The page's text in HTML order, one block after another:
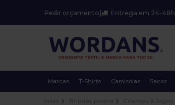
Pedir orçamento | Entrega em 24-48h
Marcas T-Shirts Camisolas Sacos